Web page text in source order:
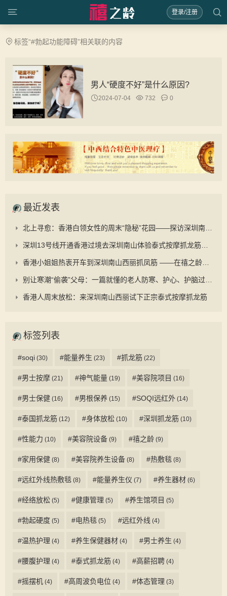
登录/注册
标签“#勃起功能障碍”相关联的内容
男人“硬度不好”是什么原因?
2024-07-04 732 0
最近发表
香港人周末放松：来深圳南山西丽试下正宗泰式按摩抓龙筋
标签列表
#soqi (30) #能量养生 (23) #抓龙筋 (22)
#男士按摩 (21) #神气能量 (19) #美容院项目 (16)
#男士保健 (16) #男根保养 (15) #SOQI远红外 (14)
#泰国抓龙筋 (12) #身体放松 (10) #深圳抓龙筋 (10)
#性能力 (10) #美容院设备 (9) #禧之龄 (9)
#家用保健 (8) #美容院养生设备 (8) #热敷毯 (8)
#远红外线热敷毯 (8) #能量养生仪 (7) #养生器材 (6)
#经络放松 (5) #健康管理 (5) #养生馆项目 (5)
#勃起硬度 (5) #电热毯 (5) #远红外线 (4)
#温热护理 (4) #养生保健器材 (4) #男士养生 (4)
#腰腹护理 (4) #泰式抓龙筋 (4) #高薪招聘 (4)
#摇摆机 (4) #高周波负电位 (4) #体态管理 (3)